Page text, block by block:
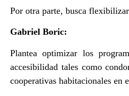
Por otra parte, busca
Gabriel Boric:
Plantea optimizar los
accesibilidad tales como
cooperativas habitacionales en